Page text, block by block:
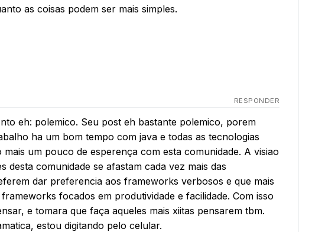
as coisas podem ser mais simples.
RESPONDER
eh: polemico. Seu post eh bastante polemico, porem
ha um bom tempo com java e todas as tecnologias
um pouco de esperença com esta comunidade. A visiao
comunidade se afastam cada vez mais das
dar preferencia aos frameworks verbosos e que mais
focados em produtividade e facilidade. Com isso
e tomara que faça aqueles mais xiitas pensarem tbm.
estou digitando pelo celular.